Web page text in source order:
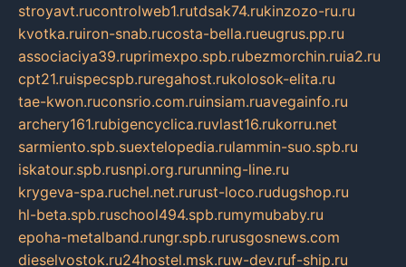
stroyavt.rucontrolweb1.rutdsak74.rukinzozo-ru.ru
kvotka.ruiron-snab.rucosta-bella.rueugrus.pp.ru
associaciya39.ruprimexpo.spb.rubezmorchin.ruia2.ru
cpt21.ruispecspb.ruregahost.rukolosok-elita.ru
tae-kwon.ruconsrio.com.ruinsiam.ruavegainfo.ru
archery161.rubigencyclica.ruvlast16.rukorru.net
sarmiento.spb.suextelopedia.rulammin-suo.spb.ru
iskatour.spb.rusnpi.org.rurunning-line.ru
krygeva-spa.ruchel.net.rurust-loco.rudugshop.ru
hl-beta.spb.ruschool494.spb.rumymubaby.ru
epoha-metalband.rungr.spb.rurusgosnews.com
dieselvostok.ru24hostel.msk.ruw-dev.ruf-ship.ru